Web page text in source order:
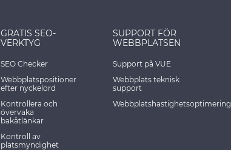
GRATIS SEO-
VERKTYG
SEO Checker
Webbplatspositioner
efter nyckelord
Kontrollera och
övervaka
bakåtlänkar
Kontroll av
platsmyndighet
SUPPORT FÖR
WEBBPLATSEN
Support på VUE
Webbplats teknisk
support
Webbplatshastighetsoptimering